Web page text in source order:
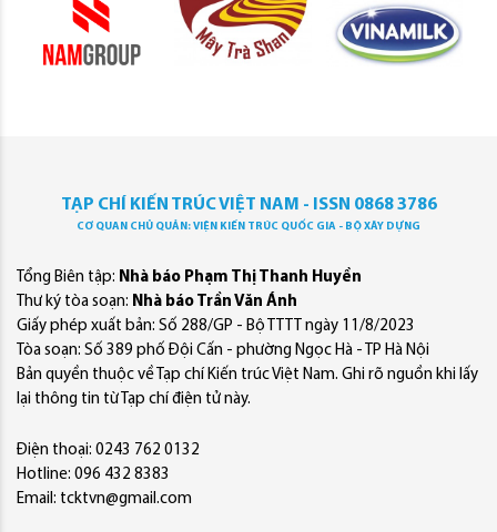
TẠP CHÍ KIẾN TRÚC VIỆT NAM - ISSN 0868 3786
CƠ QUAN CHỦ QUẢN: VIỆN KIẾN TRÚC QUỐC GIA - BỘ XÂY DỰNG
Tổng Biên tập: Nhà báo Phạm Thị Thanh Huyền
Thư ký tòa soạn: Nhà báo Trần Văn Ánh
Giấy phép xuất bản: Số 288/GP - Bộ TTTT ngày 11/8/2023
Tòa soạn: Số 389 phố Đội Cấn - phường Ngọc Hà - TP Hà Nội
Bản quyền thuộc về Tạp chí Kiến trúc Việt Nam. Ghi rõ nguồn khi lấy
lại thông tin từ Tạp chí điện tử này.
Điện thoại: 0243 762 0132
Hotline: 096 432 8383
Email: tcktvn@gmail.com